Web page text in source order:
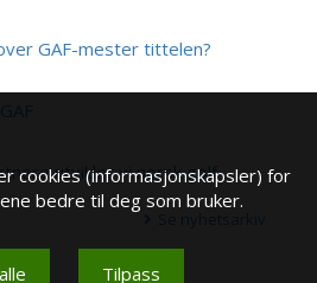
GAF-mester tittelen?
utvikler vi norsk golf
cookies (informasjonskapsler) for
bedre til deg som bruker.
Tilpass